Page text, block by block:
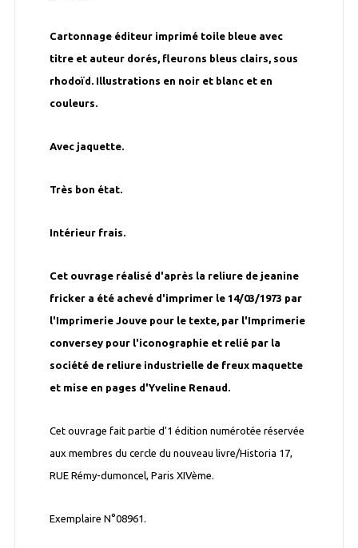
Cartonnage éditeur imprimé toile bleue avec
titre et auteur dorés, fleurons bleus clairs, sous
rhodoïd. Illustrations en noir et blanc et en
couleurs.
Avec jaquette.
Très bon état.
Intérieur frais.
Cet ouvrage réalisé d'après la reliure de jeanine
fricker a été achevé d'imprimer le 14/03/1973 par
l'Imprimerie Jouve pour le texte, par l'Imprimerie
conversey pour l'iconographie et relié par la
société de reliure industrielle de freux maquette
et mise en pages d'Yveline Renaud.
Cet ouvrage fait partie d'1 édition numérotée réservée
aux membres du cercle du nouveau livre/Historia 17,
RUE Rémy-dumoncel, Paris XIVème.
Exemplaire N°08961.